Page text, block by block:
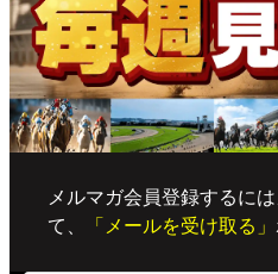
メルマガ会員登録するに
て、
「メールを受け取る」